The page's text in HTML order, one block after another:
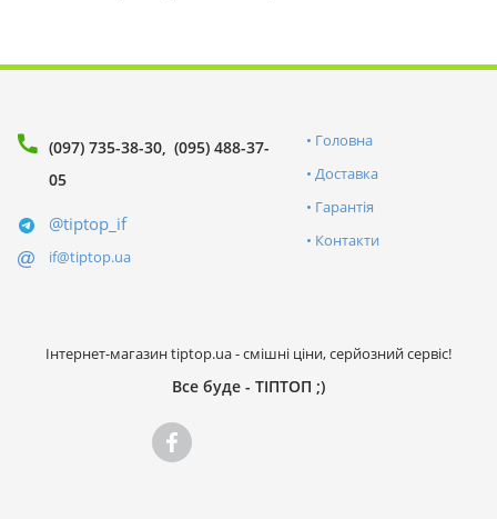
(097) 735-38-30 (095) 488-37-
05
@tiptop_if
if@tiptop.ua
Головна
Доставка
Гарантія
Контакти
Інтернет-магазин tiptop.ua - смішні ціни, серйозний сервіс!
Все буде - ТІПТОП ;)